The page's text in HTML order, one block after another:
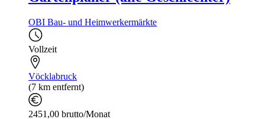
OBI Bau- und Heimwerkermärkte
Vollzeit
Vöcklabruck
(7 km entfernt)
2451,00 brutto/Monat